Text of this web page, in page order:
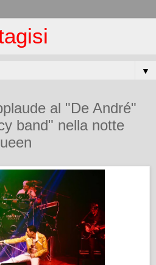
▼
al "De André"
band" nella notte